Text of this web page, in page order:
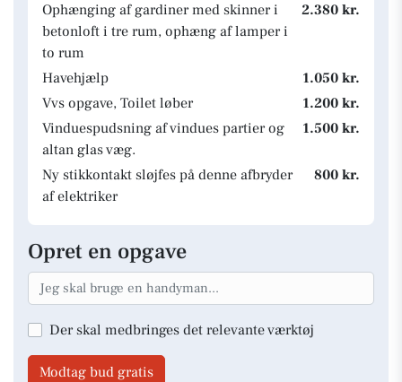
Ophænging af gardiner med skinner i
betonloft i tre rum, ophæng af lamper i
to rum
2.380 kr.
Havehjælp
1.050 kr.
Vvs opgave, Toilet løber
1.200 kr.
Vinduespudsning af vindues partier og
altan glas væg.
1.500 kr.
Ny stikkontakt sløjfes på denne afbryder
af elektriker
800 kr.
Opret en opgave
Der skal medbringes det relevante værktøj
Modtag bud gratis